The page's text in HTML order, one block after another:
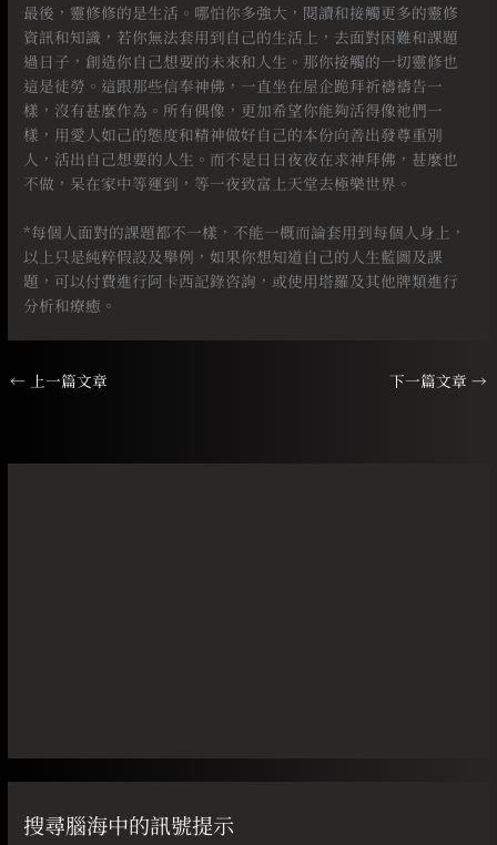
最後，靈修修的是生活。哪怕你多強大，閱讀和接觸更多的靈修
資訊和知識，若你無法套用到自己的生活上，去面對困難和課題
過日子，創造你自己想要的未來和人生。那你接觸的一切靈修也
這是徒勞。這跟那些信奉神佛，一直坐在屋企跪拜祈禱禱告一
樣，沒有甚麼作為。所有偶像，更加希望你能夠活得像祂們一
樣，用愛人如己的態度和精神做好自己的本份向善出發尊重別
人，活出自己想要的人生。而不是日日夜夜在求神拜佛，甚麼也
不做，呆在家中等運到，等一夜致富上天堂去極樂世界。
*每個人面對的課題都不一樣，不能一概而論套用到每個人身上，
以上只是純粹假設及舉例，如果你想知道自己的人生藍圖及課
題，可以付費進行阿卡西記錄咨詢，或使用塔羅及其他牌類進行
分析和療癒。
← 上一篇文章 下一篇文章 →
搜尋腦海中的訊號提示